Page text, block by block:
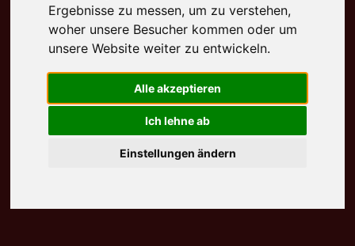
Ergebnisse zu messen, um zu verstehen,
woher unsere Besucher kommen oder um
unsere Website weiter zu entwickeln.
Alle akzeptieren
Ich lehne ab
Einstellungen ändern